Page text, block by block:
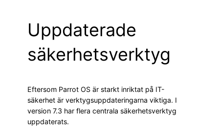
Uppdaterade
säkerhetsverktyg
Eftersom Parrot OS är starkt inriktat på IT-
säkerhet är verktygsuppdateringarna viktiga. I
version 7.3 har flera centrala säkerhetsverktyg
uppdaterats.